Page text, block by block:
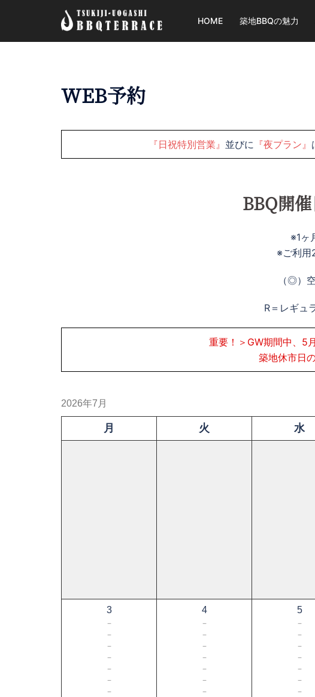
HOME 築地BBQの魅力
WEB予約
『日祝特別営業』 並びに 『夜プラン』
BBQ開
※1ヶ
※ご利用
（◎）
R＝レギュ
重要！＞GW期間中、5
築地休市日
2026年7月
月 火 水
3
－
－
－
－
－
－
－
4
－
－
－
－
－
－
－
5
－
－
－
－
－
－
－